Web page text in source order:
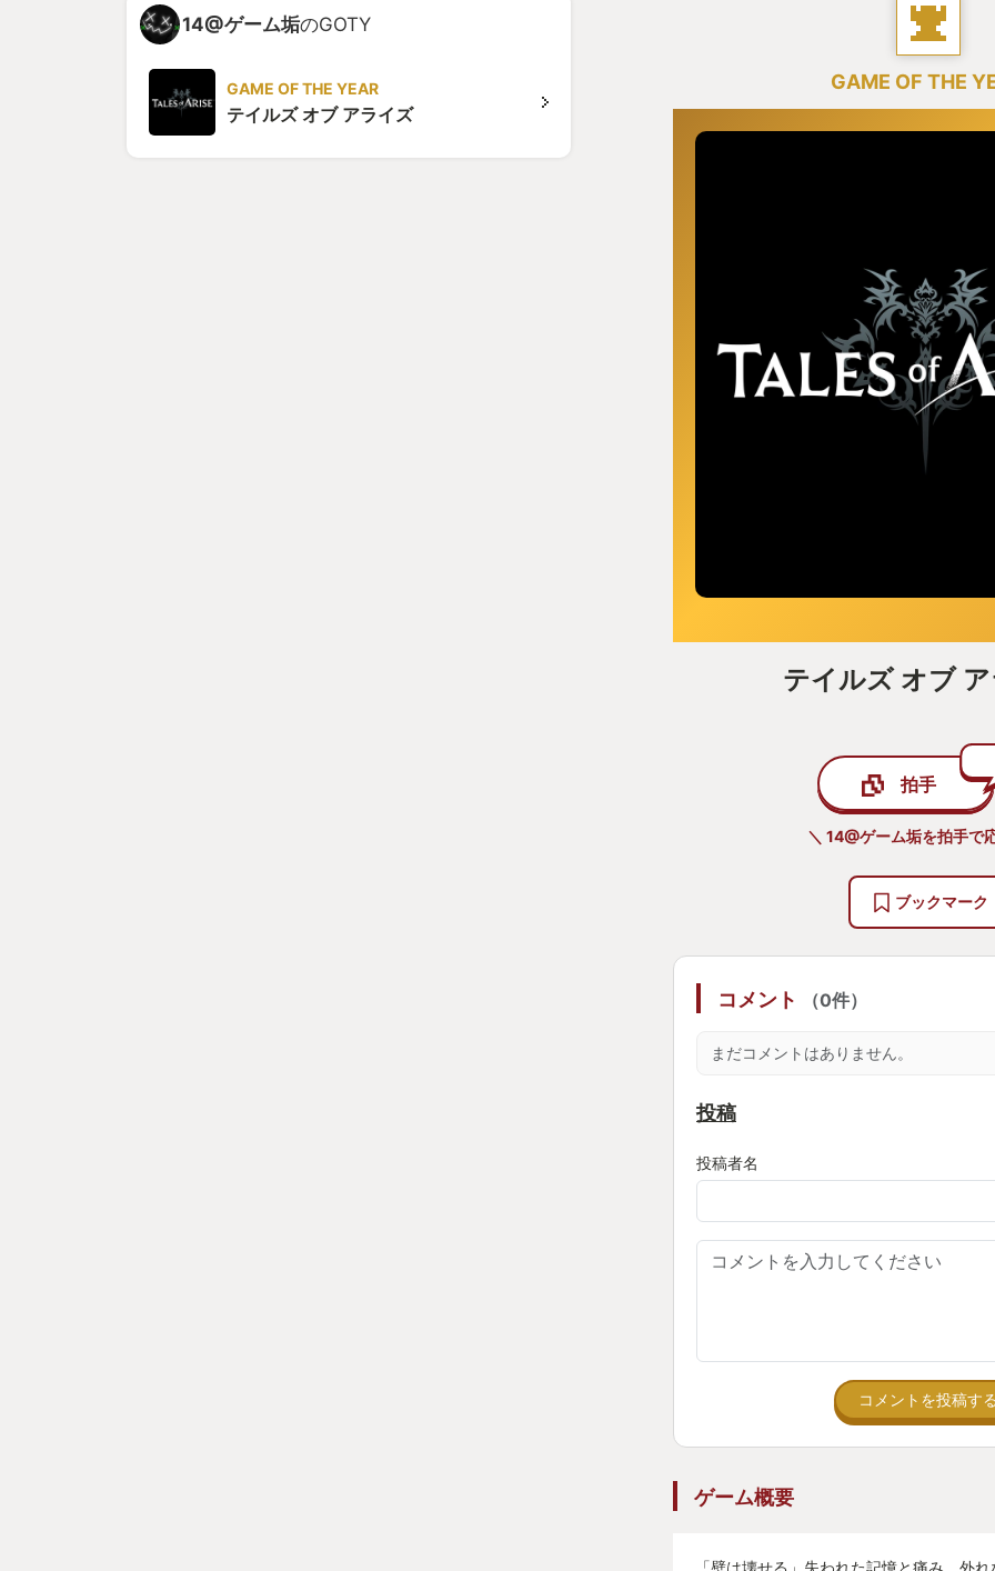
14@ゲーム垢のGOTY
GAME OF THE YEAR
テイルズ オブ アライズ
GAME OF THE
テイルズ オブ
拍手
＼ 14@ゲーム垢を拍手で
ブックマーク
コメント （0件）
まだコメントはありません。
投稿
投稿者名
コメントを投稿す
ゲーム概要
「壁は壊せる」失われた記憶と痛み、外